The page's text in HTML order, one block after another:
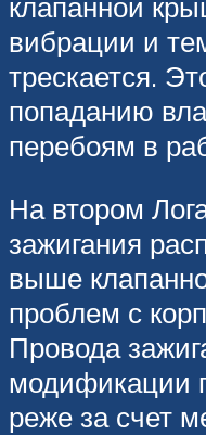
вибрации и
трескается.
попаданию
перебоям в
На втором
зажигания
выше
проблем с
Провода
модификации
реже за счет